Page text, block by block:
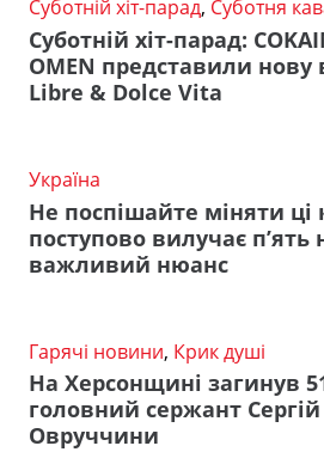
Суботній хіт-парад, Суботня
Суботній хіт-парад:
OMEN представили нову
Libre & Dolce Vita
Україна
Не поспішайте міняти
поступово вилучає п’ять
важливий нюанс
Гарячі новини, Крик душі
На Херсонщині загинув
головний сержант Сергій
Овруччини